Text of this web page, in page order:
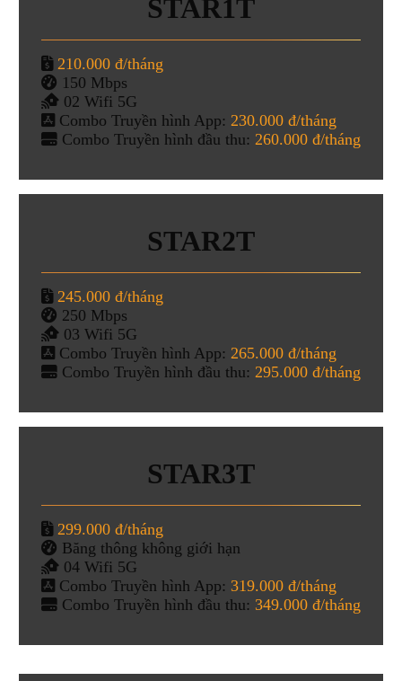
STAR1T
210.000 đ/tháng
150 Mbps
02 Wifi 5G
Combo Truyền hình App: 230.000 đ/tháng
Combo Truyền hình đầu thu: 260.000 đ/tháng
STAR2T
245.000 đ/tháng
250 Mbps
03 Wifi 5G
Combo Truyền hình App: 265.000 đ/tháng
Combo Truyền hình đầu thu: 295.000 đ/tháng
STAR3T
299.000 đ/tháng
Băng thông không giới hạn
04 Wifi 5G
Combo Truyền hình App: 319.000 đ/tháng
Combo Truyền hình đầu thu: 349.000 đ/tháng